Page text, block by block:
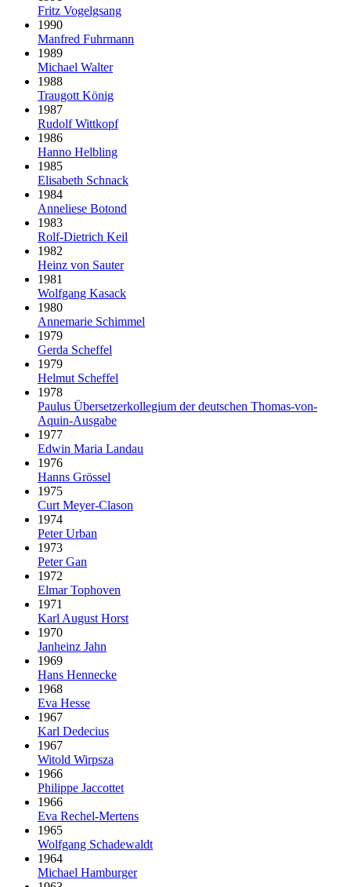
Fritz Vogelgsang
1990
Manfred Fuhrmann
1989
Michael Walter
1988
Traugott König
1987
Rudolf Wittkopf
1986
Hanno Helbling
1985
Elisabeth Schnack
1984
Anneliese Botond
1983
Rolf-Dietrich Keil
1982
Heinz von Sauter
1981
Wolfgang Kasack
1980
Annemarie Schimmel
1979
Gerda Scheffel
1979
Helmut Scheffel
1978
Paulus Über­setzer­kollegium der deut­schen Thomas-von-
Aquin-Ausgabe
1977
Edwin Maria Landau
1976
Hanns Grössel
1975
Curt Meyer-Clason
1974
Peter Urban
1973
Peter Gan
1972
Elmar Tophoven
1971
Karl August Horst
1970
Janheinz Jahn
1969
Hans Hennecke
1968
Eva Hesse
1967
Karl Dedecius
1967
Witold Wirpsza
1966
Philippe Jaccottet
1966
Eva Rechel-Mertens
1965
Wolfgang Schadewaldt
1964
Michael Hamburger